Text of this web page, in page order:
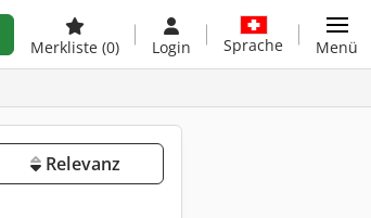
Merkliste (0) Login Sprache Menü
Relevanz